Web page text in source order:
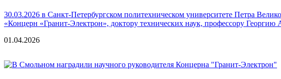
30.03.2026 в Санкт-Петербургском политехническом университете Петра
«Концерн «Гранит-Электрон», доктору технических наук, профессору
01.04.2026